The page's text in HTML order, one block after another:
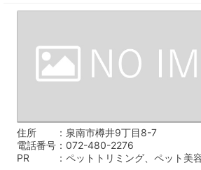
住所
泉南市樽井9丁目8-7
電話番号
072-480-2276
PR
ペットトリミング、ペット美